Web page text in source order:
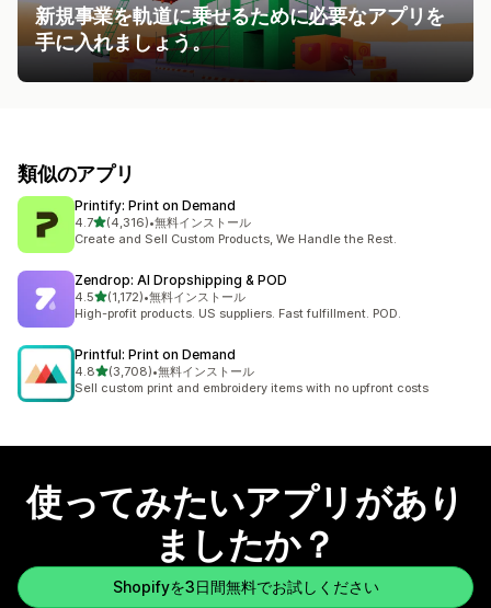
新規事業を軌道に乗せるために必要なアプリを
手に入れましょう。
類似のアプリ
Printify: Print on Demand
4.75つ星中
(4,316)
合計レビュー数：4316件
•無料インストール
Create and Sell Custom Products, We Handle the Rest.
Zendrop: AI Dropshipping & POD
4.55つ星中
(1,172)
合計レビュー数：1172件
•無料インストール
High-profit products. US suppliers. Fast fulfillment. POD.
Printful: Print on Demand
4.85つ星中
(3,708)
合計レビュー数：3708件
•無料インストール
Sell custom print and embroidery items with no upfront costs
使ってみたいアプリがあり
ましたか？
Shopifyを3日間無料でお試しください